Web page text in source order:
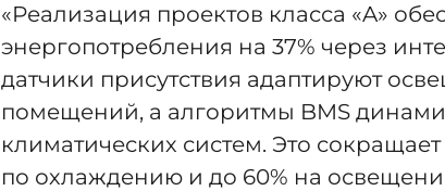
«Реализация проектов класса «A»
энергопотребления на 37% через
датчики присутствия адаптируют
помещений, а алгоритмы BMS
климатических систем. Это
по охлаждению и до 60% на